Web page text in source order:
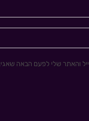
והאתר שלי לפעם הבאה